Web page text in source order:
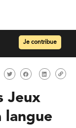
Je contribue
Jeux
langue